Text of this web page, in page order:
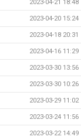
2023-04-21 18:48
2023-04-20 15:24
2023-04-18 20:31
2023-04-16 11:29
2023-03-30 13:56
2023-03-30 10:26
2023-03-29 11:02
2023-03-24 11:56
2023-03-22 14:49